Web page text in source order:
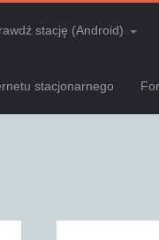
stację (Android)
stacjonarnego